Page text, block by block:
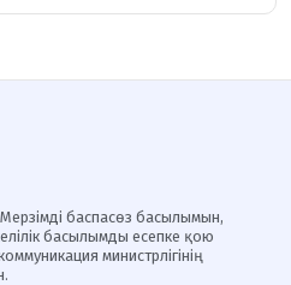
баспасөз басылымын,
басылымды есепке қою
министрлігінің